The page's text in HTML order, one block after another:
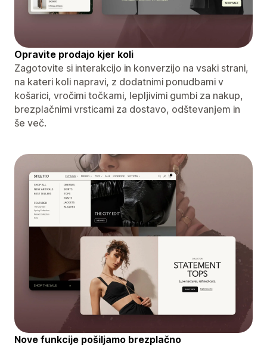
Opravite prodajo kjer koli
Zagotovite si interakcijo in konverzijo na vsaki strani,
na kateri koli napravi, z dodatnimi ponudbami v
košarici, vročimi točkami, lepljivimi gumbi za nakup,
brezplačnimi vrsticami za dostavo, odštevanjem in
še več.
Nove funkcije pošiljamo brezplačno